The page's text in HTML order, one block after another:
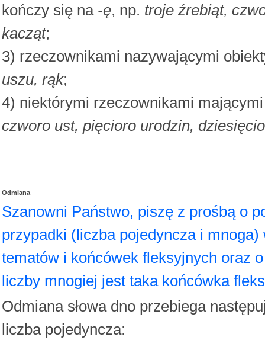
kończy się na -ę, np. troje źrebiąt,
kacząt;
3) rzeczownikami nazywającymi
uszu, rąk;
4) niektórymi rzeczownikami
czworo ust, pięcioro urodzin,
Odmiana
Szanowni Państwo, piszę z prośbą o
przypadki (liczba pojedyncza i
tematów i końcówek fleksyjnych oraz
liczby mnogiej jest taka końcówka
Odmiana słowa dno przebiega
liczba pojedyncza: